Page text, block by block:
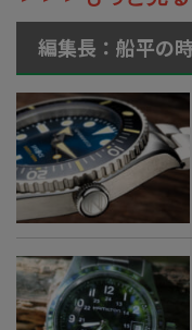
編集長：船平の